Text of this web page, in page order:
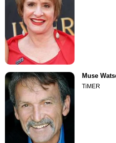
Muse
TiMER